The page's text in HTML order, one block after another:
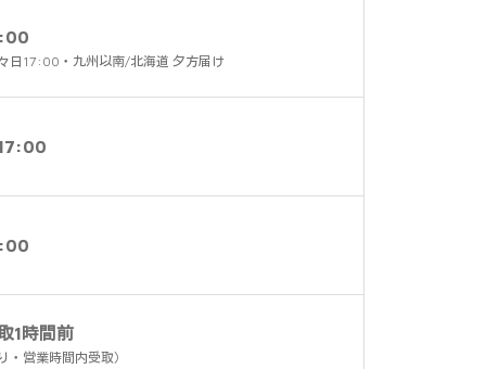
日17:00・九州以南/北海道 夕方届け
1時間前
・営業時間内受取）